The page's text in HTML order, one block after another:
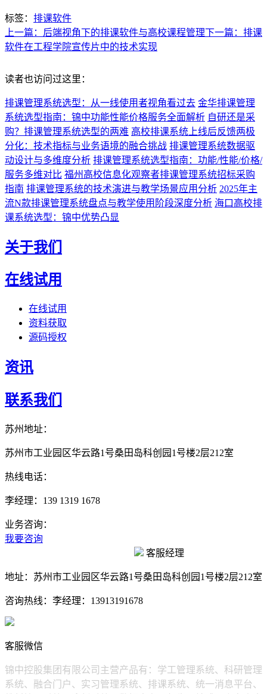
标签： 排课软件
上一篇：后端视角下的排课软件与高校课程管理下一篇：排课
软件在工程学院宣传片中的技术实现
读者也访问过这里：
排课管理系统选型：从一线使用者视角看过去 金华排课管理
系统选型指南：锦中功能性能价格服务全面解析 自研还是采
购？排课管理系统选型的两难 高校排课系统上线后反馈两极
分化：技术指标与业务语境的融合挑战 排课管理系统数据驱
动设计与多维度分析 排课管理系统选型指南：功能/性能/价格/
服务多维对比 福州高校信息化观察者排课管理系统招标采购
指南 排课管理系统的技术演进与教学场景应用分析 2025年主
流N款排课管理系统盘点与教学使用阶段深度分析 海口高校排
课系统选型：锦中优势凸显
关于我们
在线试用
在线试用
资料获取
源码授权
资讯
联系我们
苏州地址：
苏州市工业园区华云路1号桑田岛科创园1号楼2层212室
热线电话：
李经理：139 1319 1678
业务咨询：
我要咨询
客服经理
地址： 苏州市工业园区华云路1号桑田岛科创园1号楼2层212室
咨询热线： 李经理：13913191678
客服微信
锦中控股集团有限公司主营产品有：学工管理系统、科研管理
系统、融合门户、实习管理系统、排课系统、统一消息平台、